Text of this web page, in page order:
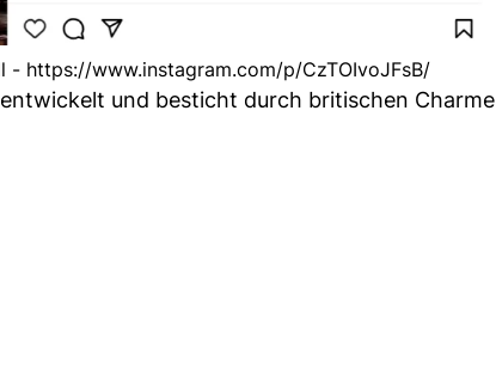
- https://www.instagram.com/p/CzTOIvoJFsB/
und besticht durch britischen Charme